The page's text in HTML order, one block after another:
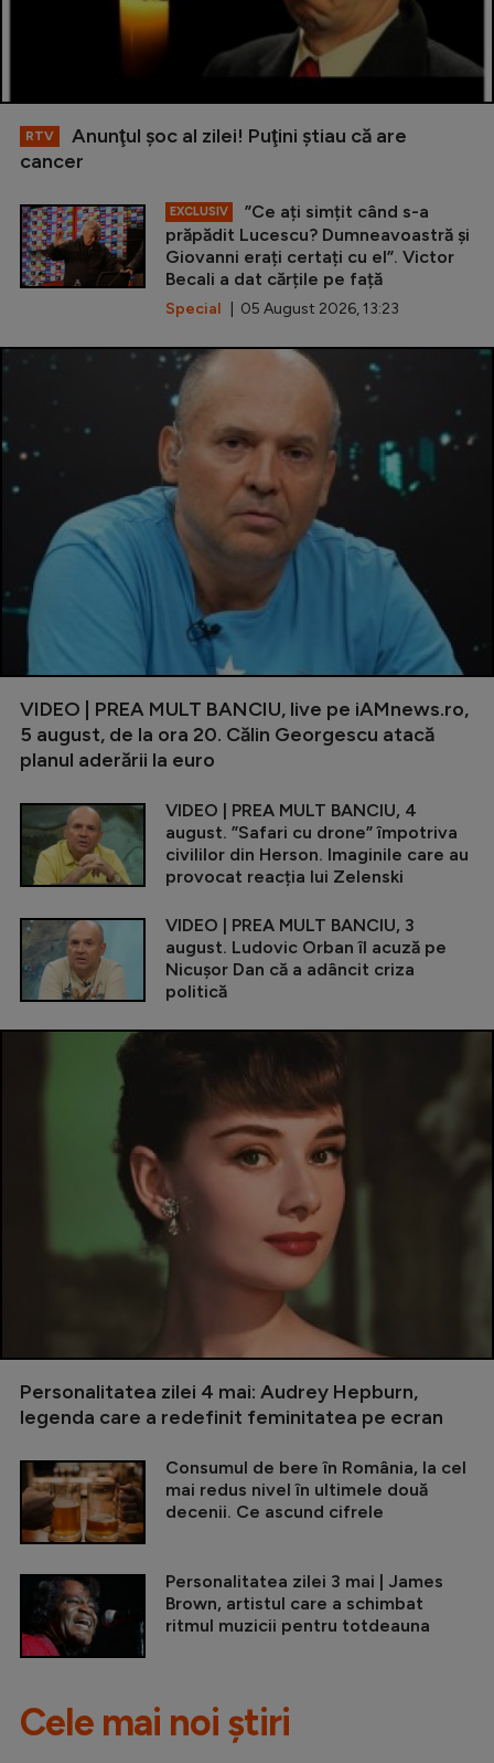
RTV
Anunţul şoc al zilei! Puţini ştiau că are
cancer
EXCLUSIV
”Ce ați simțit când s-a
prăpădit Lucescu? Dumneavoastră și
Giovanni erați certați cu el”. Victor
Becali a dat cărțile pe față
Special | 05 August 2026, 13:23
VIDEO | PREA MULT BANCIU, live pe iAMnews.ro,
5 august, de la ora 20. Călin Georgescu atacă
planul aderării la euro
VIDEO | PREA MULT BANCIU, 4
august. ”Safari cu drone” împotriva
civililor din Herson. Imaginile care au
provocat reacția lui Zelenski
VIDEO | PREA MULT BANCIU, 3
august. Ludovic Orban îl acuză pe
Nicușor Dan că a adâncit criza
politică
Personalitatea zilei 4 mai: Audrey Hepburn,
legenda care a redefinit feminitatea pe ecran
Consumul de bere în România, la cel
mai redus nivel în ultimele două
decenii. Ce ascund cifrele
Personalitatea zilei 3 mai | James
Brown, artistul care a schimbat
ritmul muzicii pentru totdeauna
Cele mai noi știri